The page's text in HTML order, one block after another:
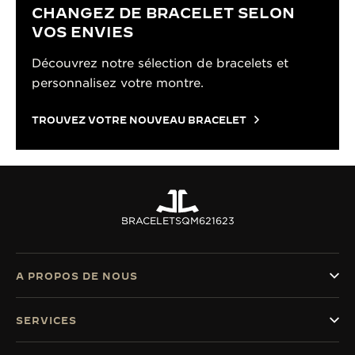
CHANGEZ DE BRACELET SELON
VOS ENVIES
Découvrez notre sélection de bracelets et
personnalisez votre montre.
TROUVEZ VOTRE NOUVEAU BRACELET
BRACELETSQM621623
A PROPOS DE NOUS
SERVICES